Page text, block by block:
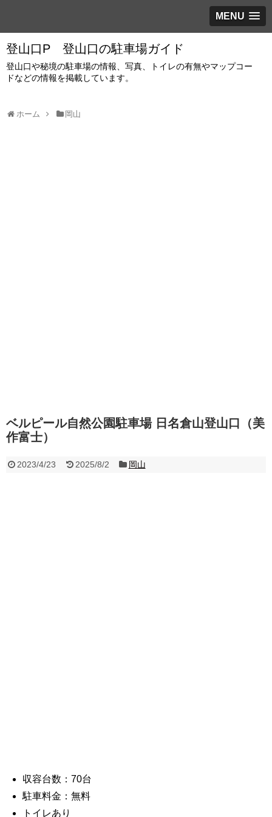
MENU
登山口P 登山口の駐車場ガイド
登山口や秘境の駐車場の情報、写真、トイレの有無やマップコー
ドなどの情報を掲載しています。
ホーム 岡山
ベルピール自然公園駐車場 日名倉山登山口（美
作富士）
2023/4/23 2025/8/2 岡山
収容台数：70台
駐車料金：無料
トイレあり